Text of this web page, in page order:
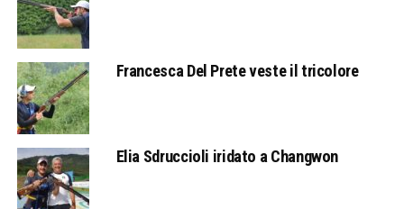
Francesca Del Prete veste il tricolore
Elia Sdruccioli iridato a Changwon